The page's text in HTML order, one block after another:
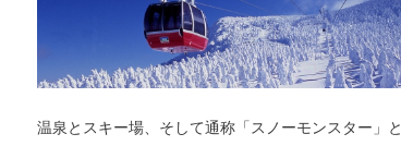
温泉とスキー場、そして通称「スノーモンスター」と